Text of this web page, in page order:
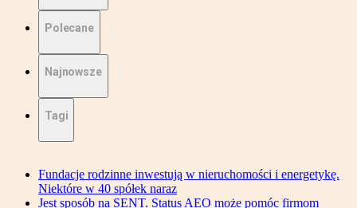
Polecane
Najnowsze
Tagi
Fundacje rodzinne inwestują w nieruchomości i energetykę.
Niektóre w 40 spółek naraz
Jest sposób na SENT. Status AEO może pomóc firmom